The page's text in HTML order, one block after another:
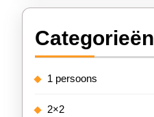
Categorieën
1 persoons
2×2